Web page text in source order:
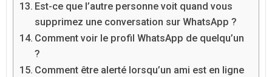
Est-ce que l’autre personne voit quand vous
supprimez une conversation sur WhatsApp ?
Comment voir le profil WhatsApp de quelqu’un
?
Comment être alerté lorsqu’un ami est en ligne